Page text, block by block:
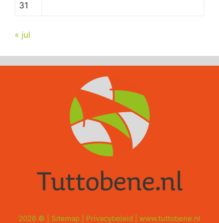
31
« jul
2026 © | Sitemap Privacybeleid www.tuttobene.nl